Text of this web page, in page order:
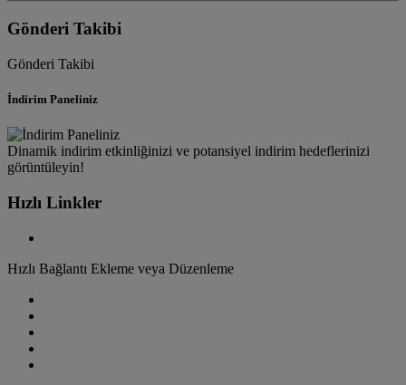
Gönderi Takibi
Gönderi Takibi
İndirim Paneliniz
Dinamik indirim etkinliğinizi ve potansiyel indirim hedeflerinizi
görüntüleyin!
Hızlı Linkler
Hızlı Bağlantı Ekleme veya Düzenleme